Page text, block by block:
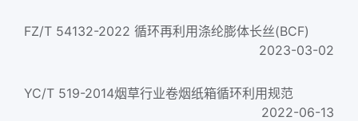
FZ/T 54132-2022 循环再利用涤纶膨体长丝(BCF)
2023-03-02
YC/T 519-2014烟草行业卷烟纸箱循环利用规范
2022-06-13